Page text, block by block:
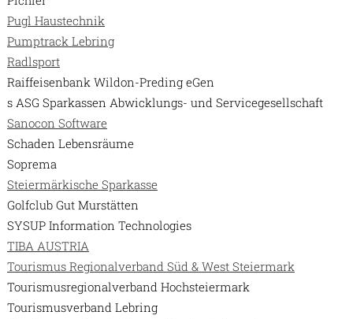
Pugl Haustechnik
Pumptrack Lebring
Radlsport
Raiffeisenbank Wildon-Preding eGen
s ASG Sparkassen Abwicklungs- und Servicegesellschaft
Sanocon Software
Schaden Lebensräume
Soprema
Steiermärkische Sparkasse
Golfclub Gut Murstätten
SYSUP Information Technologies
TIBA AUSTRIA
Tourismus Regionalverband Süd & West Steiermark
Tourismusregionalverband Hochsteiermark
Tourismusverband Lebring